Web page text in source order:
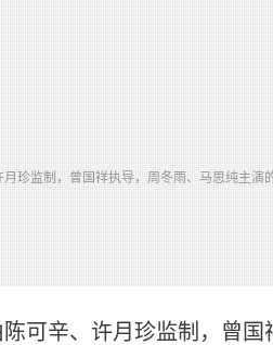
珍监制，曾国祥执导，周冬雨、马思纯主演
可辛、许月珍监制，曾国